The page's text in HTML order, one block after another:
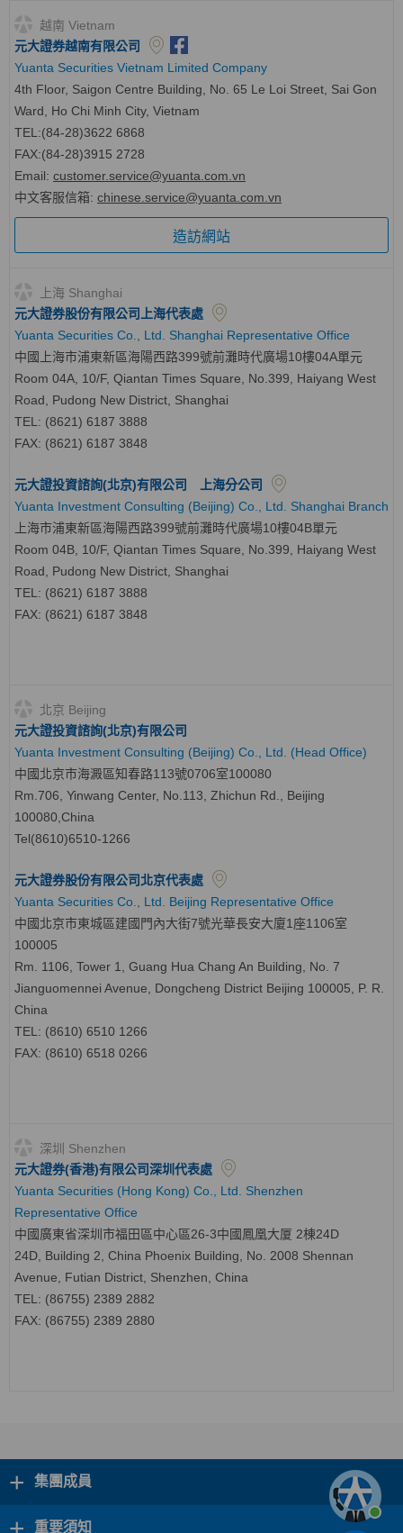
造訪網站
越南 Vietnam
元大證券越南有限公司
Yuanta Securities Vietnam Limited Company
4th Floor, Saigon Centre Building, No. 65 Le Loi Street, Sai Gon
Ward, Ho Chi Minh City, Vietnam
TEL:(84-28)3622 6868
FAX:(84-28)3915 2728
Email: customer.service@yuanta.com.vn
中文客服信箱: chinese.service@yuanta.com.vn
上海 Shanghai
元大證券股份有限公司上海代表處
Yuanta Securities Co., Ltd. Shanghai Representative Office
中國上海市浦東新區海陽西路399號前灘時代廣場10樓04A單元
Room 04A, 10/F, Qiantan Times Square, No.399, Haiyang West
Road, Pudong New District, Shanghai
TEL: (8621) 6187 3888
FAX: (8621) 6187 3848
元大證投資諮詢(北京)有限公司 上海分公司
Yuanta Investment Consulting (Beijing) Co., Ltd. Shanghai Branch
上海市浦東新區海陽西路399號前灘時代廣場10樓04B單元
Room 04B, 10/F, Qiantan Times Square, No.399, Haiyang West
Road, Pudong New District, Shanghai
TEL: (8621) 6187 3888
FAX: (8621) 6187 3848
北京 Beijing
元大證投資諮詢(北京)有限公司
Yuanta Investment Consulting (Beijing) Co., Ltd. (Head Office)
中國北京市海澱區知春路113號0706室100080
Rm.706, Yinwang Center, No.113, Zhichun Rd., Beijing
100080,China
Tel(8610)6510-1266
元大證券股份有限公司北京代表處
Yuanta Securities Co., Ltd. Beijing Representative Office
中國北京市東城區建國門內大街7號光華長安大廈1座1106室
100005
Rm. 1106, Tower 1, Guang Hua Chang An Building, No. 7
Jianguomennei Avenue, Dongcheng District Beijing 100005, P. R.
China
TEL: (8610) 6510 1266
FAX: (8610) 6518 0266
深圳 Shenzhen
元大證券(香港)有限公司深圳代表處
Yuanta Securities (Hong Kong) Co., Ltd. Shenzhen
Representative Office
中國廣東省深圳市福田區中心區26-3中國鳳凰大厦 2棟24D
24D, Building 2, China Phoenix Building, No. 2008 Shennan
Avenue, Futian District, Shenzhen, China
TEL: (86755) 2389 2882
FAX: (86755) 2389 2880
+ 集團成員
重要須知